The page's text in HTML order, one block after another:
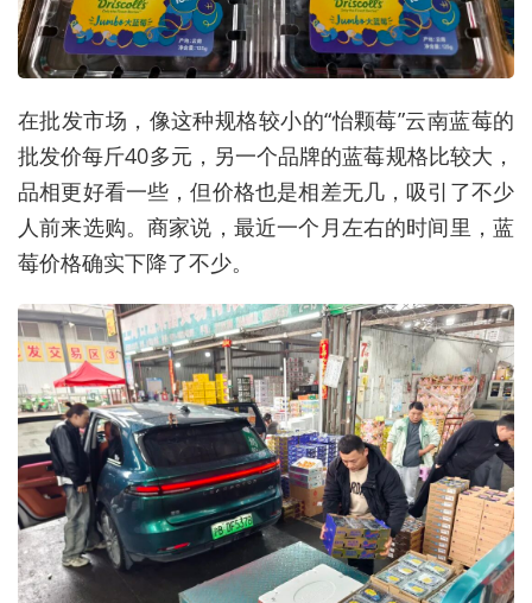
在批发市场，像这种规格较小的“怡颗莓”云南蓝莓的
批发价每斤40多元，另一个品牌的蓝莓规格比较大，
品相更好看一些，但价格也是相差无几，吸引了不少
人前来选购。商家说，最近一个月左右的时间里，蓝
莓价格确实下降了不少。